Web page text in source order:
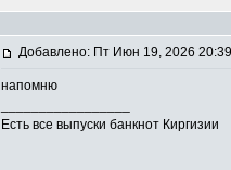
Добавлено: Пт Июн 19, 2026
напомню
Есть все выпуски банкнот Киргизии